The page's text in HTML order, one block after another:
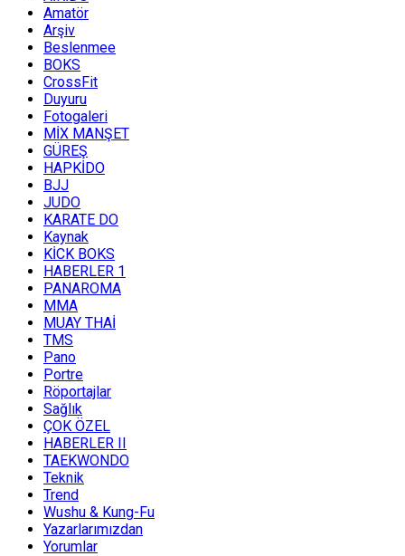
Amatör
Arşiv
Beslenmee
BOKS
CrossFit
Duyuru
Fotogaleri
MİX MANŞET
GÜREŞ
HAPKİDO
BJJ
JUDO
KARATE DO
Kaynak
KİCK BOKS
HABERLER 1
PANAROMA
MMA
MUAY THAİ
TMS
Pano
Portre
Röportajlar
Sağlık
ÇOK ÖZEL
HABERLER II
TAEKWONDO
Teknik
Trend
Wushu & Kung-Fu
Yazarlarımızdan
Yorumlar